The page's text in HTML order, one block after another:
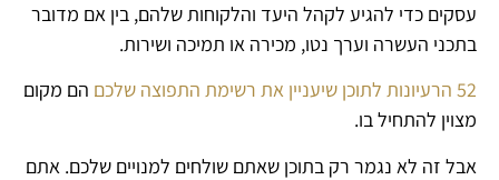
עסקים כדי להגיע לקהל היעד והלקוחות שלהם, בין אם מדובר
בתכני העשרה וערך נטו, מכירה או תמיכה ושירות.
52 הרעיונות לתוכן שיעניין את רשימת התפוצה שלכם
הם מקום
מצוין להתחיל בו.
אבל זה לא נגמר רק בתוכן שאתם שולחים למנויים שלכם. אתם